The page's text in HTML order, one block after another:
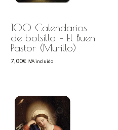
100 Calendarios
de bolsillo – El Buen
Pastor (Murillo)
7,00€ IVA incluido